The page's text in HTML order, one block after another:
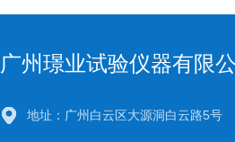
广州璟业试验仪器有限
地址：广州白云区大源洞白云路5号